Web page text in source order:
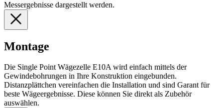
Messergebnisse dargestellt werden.
Montage
Die Single Point Wägezelle E10A wird einfach mittels der
Gewindebohrungen in Ihre Konstruktion eingebunden.
Distanzplättchen vereinfachen die Installation und sind Garant für
beste Wägeergebnisse. Diese können Sie direkt als Zubehör
auswählen.